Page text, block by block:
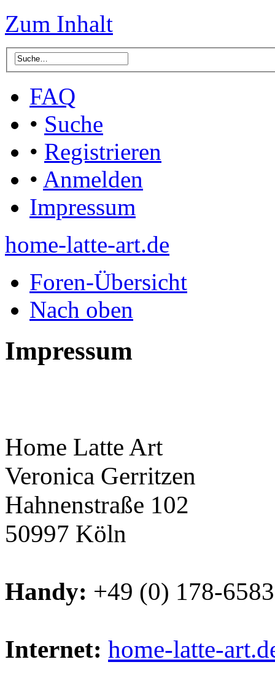
Zum Inhalt
FAQ
• Suche
• Registrieren
• Anmelden
Impressum
home-latte-art.de
Foren-Übersicht
Nach oben
Impressum
Home Latte Art
Veronica Gerritzen
Hahnenstraße 102
50997 Köln
Handy: +49 (0) 178-
Internet: home-latte-